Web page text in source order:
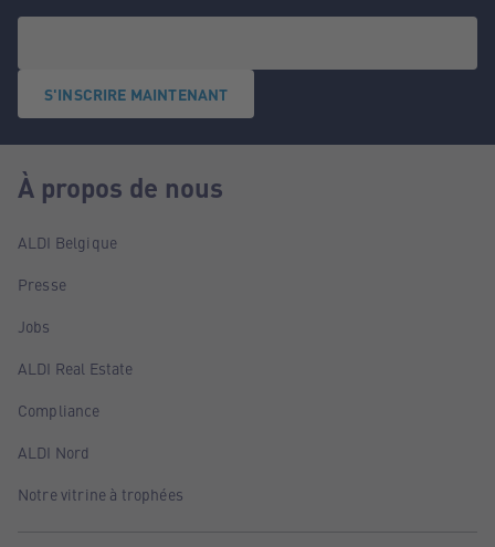
S'INSCRIRE MAINTENANT
À propos de nous
ALDI Belgique
Presse
Jobs
ALDI Real Estate
Compliance
ALDI Nord
Notre vitrine à trophées